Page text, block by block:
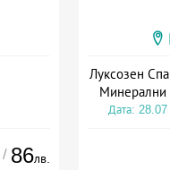
/ 86лв.
Луксозен
Минерални
Дата: